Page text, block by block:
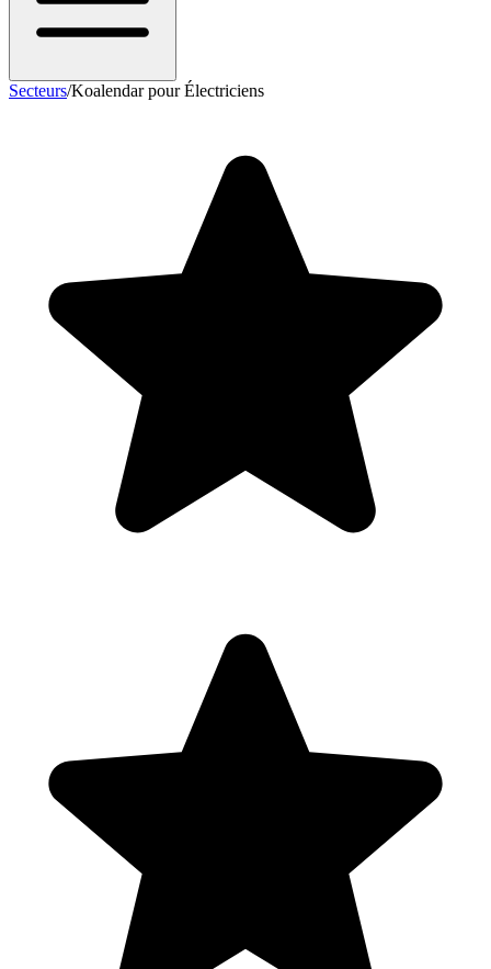
Secteurs/Koalendar pour Électriciens